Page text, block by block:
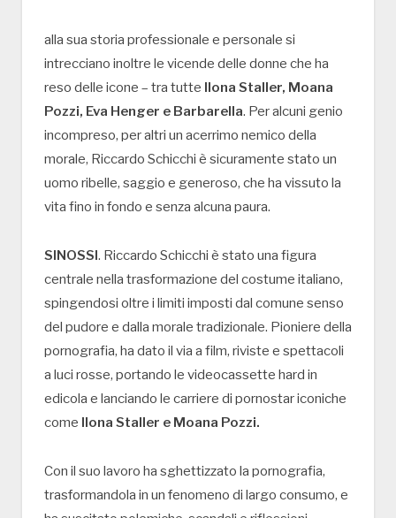
alla sua storia professionale e personale si
intrecciano inoltre le vicende delle donne che ha
reso delle icone – tra tutte Ilona Staller, Moana
Pozzi, Eva Henger e Barbarella. Per alcuni genio
incompreso, per altri un acerrimo nemico della
morale, Riccardo Schicchi è sicuramente stato un
uomo ribelle, saggio e generoso, che ha vissuto la
vita fino in fondo e senza alcuna paura.
SINOSSI. Riccardo Schicchi è stato una figura
centrale nella trasformazione del costume italiano,
spingendosi oltre i limiti imposti dal comune senso
del pudore e dalla morale tradizionale. Pioniere della
pornografia, ha dato il via a film, riviste e spettacoli
a luci rosse, portando le videocassette hard in
edicola e lanciando le carriere di pornostar iconiche
come Ilona Staller e Moana Pozzi.
Con il suo lavoro ha sghettizzato la pornografia,
trasformandola in un fenomeno di largo consumo, e